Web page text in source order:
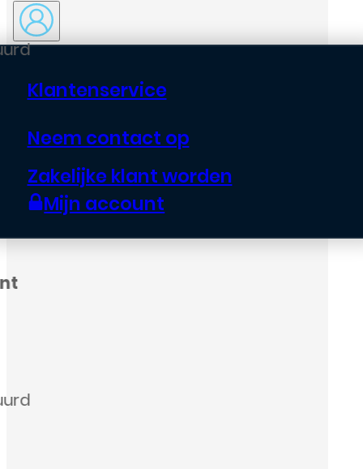
Klantenservice
Neem contact op
Zakelijke klant worden
Mijn account